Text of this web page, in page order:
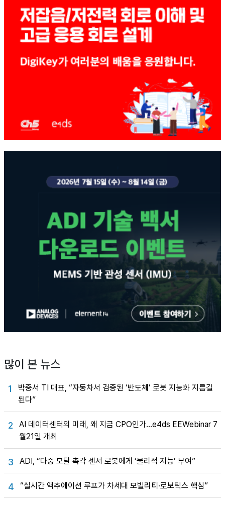
많이 본 뉴스
1
박중서 TI 대표, “자동차서 검증된 ‘반도체’ 로봇 지능화 지름길
된다”
2
AI 데이터센터의 미래, 왜 지금 CPO인가…e4ds EEWebinar 7
월21일 개최
3 ADI, “다중 모달 촉각 센서 로봇에게 ‘물리적 지능’ 부여”
4 “실시간 액추에이션 루프가 차세대 모빌리티·로보틱스 핵심”